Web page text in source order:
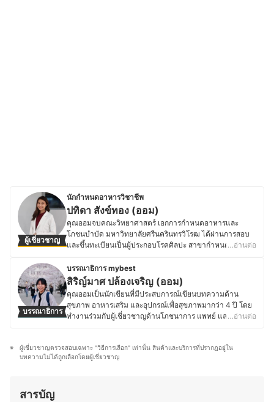
ผู้เชี่ยวชาญ
นักกำหนดอาหารวิชาชีพ
ปทิดา สังข์ทอง (ออม)
คุณออมจบคณะวิทยาศาสตร์ เอกการกำหนดอาหารและ
โภชนบำบัด มหาวิทยาลัยศรีนครินทรวิโรฒ ได้ผ่านการสอบ
และขึ้นทะเบียนเป็นผู้ประกอบโรคศิลปะ สาขากำหนดอาหาร
เฉพาะโรค เช่น โรคไตเสื่อม โรคมะเร็ง โรคเบาหวาน โรคอ้วน
โรคความดันโลหิต ฯลฯ รวมไปถึงให้คำแนะนำผู้ที่สนใจ
อาหารเพื่อสุขภาพด้วย ซึ่งจะเน้นให้คำปรึกษาด้านโภชนาการ
คิดและพัฒนาสูตรอาหาร ปัจจุบันคุณออมทำงานในหน่วยงาน
ภาครัฐ โดยปฏิบัติงานและศึกษาเจาะลึกเกี่ยวกับ "อาหารหรือ
โภชนาการของผู้สูงอายุ" โดยเฉพาะ โดยส่วนตัวแล้วคุณออม
ที่ดีต้องเริ่มต้นจาก "อาหาร" จึงเลือกศึกษาถึงความสำคัญของ
อาหารแต่ละชนิด รวมถึงอาหารที่เหมาะสมและปลอดภัยต่อ
…อ่านต่อ
บรรณาธิการ
บรรณาธิการ mybest
สิริญ์มาศ ปล้องเจริญ (ออม)
คุณออมเป็นนักเขียนที่มีประสบการณ์เขียนบทความด้าน
สุขภาพ อาหารเสริม และอุปกรณ์เพื่อสุขภาพมากว่า 4 ปี โดย
ทำงานร่วมกับผู้เชี่ยวชาญด้านโภชนาการ แพทย์ และเภสัชกร
ยังหลงใหลในวัฒนธรรมญี่ปุ่น ทั้งอาหาร การใช้ชีวิต และ
ภาษาญี่ปุ่น โดยเคยเข้าร่วมโครงการแลกเปลี่ยนที่
…อ่านต่อ
ผู้เชี่ยวชาญตรวจสอบเฉพาะ "วิธีการเลือก" เท่านั้น สินค้าและบริการที่ปรากฏอยู่ใน
บทความไม่ได้ถูกเลือกโดยผู้เชี่ยวชาญ
สารบัญ